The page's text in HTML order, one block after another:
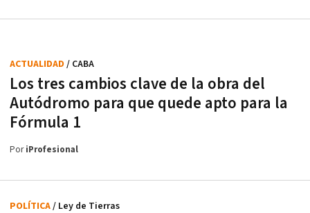
Los tres cambios clave de la obra del
Autódromo para que quede apto para la
Fórmula 1
ACTUALIDAD / CABA
PoriProfesional
POLÍTICA/ Ley de Tierras